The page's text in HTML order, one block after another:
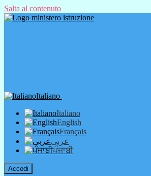
Salta al contenuto
Italiano
Italiano
English
Français
عربى
ਪੰਜਾਬੀ
Accedi